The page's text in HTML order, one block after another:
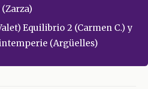
Equilibrio 2 (Carmen C.) y
(Argüelles)